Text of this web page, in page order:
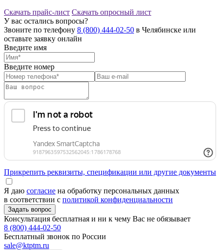
Скачать прайс-лист Скачать опросный лист
У вас остались вопросы?
Звоните по телефону 8 (800) 444-02-50 в Челябинске или
оставьте заявку онлайн
Введите имя
Введите номер
Прикрепить реквизиты, спецификации или другие документы
Я даю согласие на обработку персональных данных
в соответствии с политикой конфиденциальности
Консультация бесплатная и ни к чему Вас не обязывает
8 (800) 444-02-50
Бесплатный звонок по России
sale@ktptm.ru